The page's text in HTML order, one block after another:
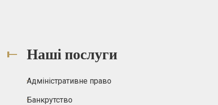
Наші послуги
Адміністративне право
Банкрутство